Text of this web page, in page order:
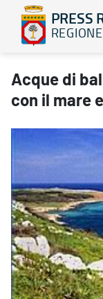
PRESS
Acque di balneazione
Acque di
con il mare